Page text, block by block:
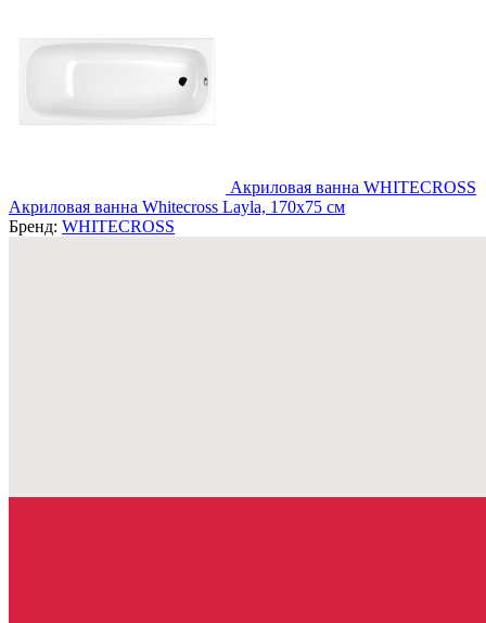
Акриловая ванна WHITECROSS
Акриловая ванна Whitecross Layla, 170x75 см
Бренд: WHITECROSS